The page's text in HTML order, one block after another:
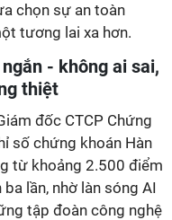
chọn sự an toàn
tương lai xa hơn.
- không ai sai,
thiệt
đốc CTCP Chứng
số chứng khoán Hàn
từ khoảng 2.500 điểm
lần, nhờ làn sóng AI
tập đoàn công nghệ